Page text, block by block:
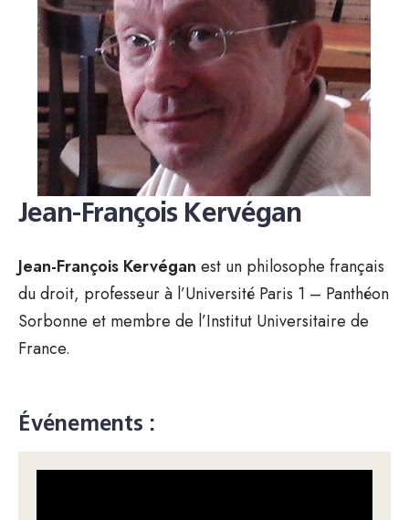
Jean-François Kervégan
Jean-François Kervégan est un philosophe français
du droit, professeur à l’Université Paris 1 – Panthéon
Sorbonne et membre de l’Institut Universitaire de
France.
Événements :